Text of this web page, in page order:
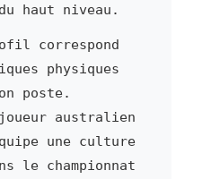
haut niveau.
correspond
physiques
poste.
australien
une culture
le championnat